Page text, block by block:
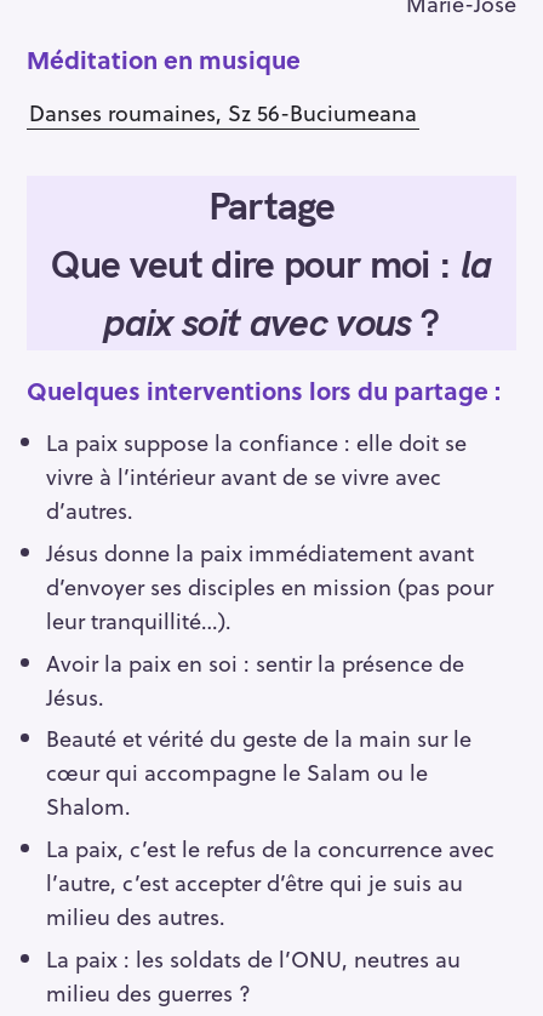
Méditation en musique
Danses roumaines, Sz 56-Buciumeana
Partage
Que veut dire pour moi : la
paix soit avec vous?
Quelques interventions lors du partage :
La paix suppose la confiance : elle doit se
vivre à l’intérieur avant de se vivre avec
d’autres.
Jésus donne la paix immédiatement avant
d’envoyer ses disciples en mission (pas pour
leur tranquillité…).
Avoir la paix en soi : sentir la présence de
Jésus.
Beauté et vérité du geste de la main sur le
cœur qui accompagne le Salam ou le
Shalom.
La paix, c’est le refus de la concurrence avec
l’autre, c’est accepter d’être qui je suis au
milieu des autres.
La paix : les soldats de l’ONU, neutres au
milieu des guerres ?
r
h